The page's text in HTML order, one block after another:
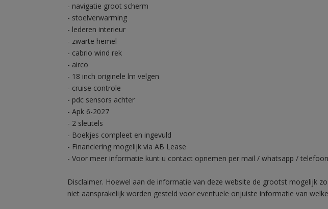
- navigatie groot scherm
- stoelverwarming
- lederen interieur
- zwarte hemel
- cabrio wind rek
- airco
- 18 inch originele lm velgen
- cruise controle
- pdc sensors achter
- Apk 6-2027
- 2 sleutels
- Boekjes compleet en ingevuld
- Financiering mogelijk via AB Lease
- Voor meer informatie kunt u contact opnemen per mail / whatsapp /
Disclaimer. Hoewel aan de informatie van deze website de grootst mogelijk
niet aansprakelijk worden gesteld voor eventuele onjuiste informatie van